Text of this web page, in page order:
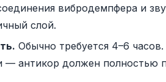
вибродемпфера и
слой.
Обычно требуется 4–6
— антикор должен полностью